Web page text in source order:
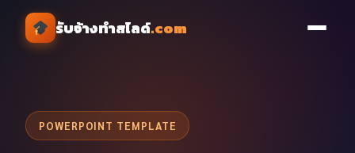
รับจ้างทำสไลด์.com
POWERPOINT TEMPLATE